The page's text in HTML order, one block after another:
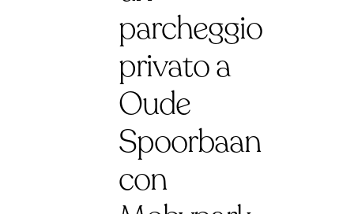
parcheggio
privato a
Oude
Spoorbaan
con